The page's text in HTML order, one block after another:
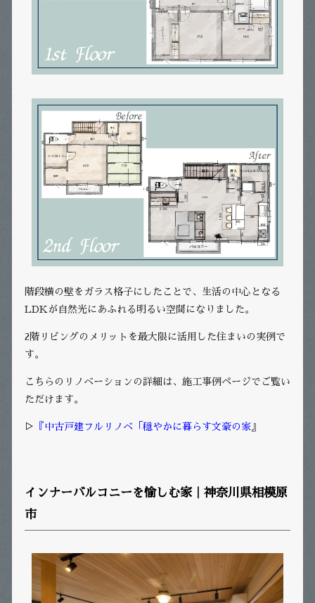
階段横の壁をガラス格子にしたことで、生活の中心となる
LDKが自然光にあふれる明るい空間になりました。
2階リビングのメリットを最大限に活用した住まいの実例で
す。
こちらのリノベーションの詳細は、施工事例ページでご覧い
ただけます。
▷ 『中古戸建フルリノベ「穏やかに暮らす文豪の家』
インナーバルコニーを愉しむ家｜神奈川県相模原
市